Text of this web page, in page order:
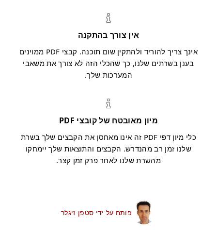
אין צורך בהתקנה
אינך צריך להוריד ולהתקין שום תוכנה. קבצי PDF ממוינים
בענן בשרתים שלנו, כך שהכלי הזה לא צורך את משאבי
המערכות שלך.
מיון מאובטח של קובצי PDF
כלי מיון דפי PDF זה אינו מאחסן את הקבצים שלך בשרת
שלנו זמן רב מהנדרש. הקבצים והתוצאות שלך יימחקו
מהשרת שלנו לאחר פרק זמן קצר.
פותח על ידי סטפן זיגלר